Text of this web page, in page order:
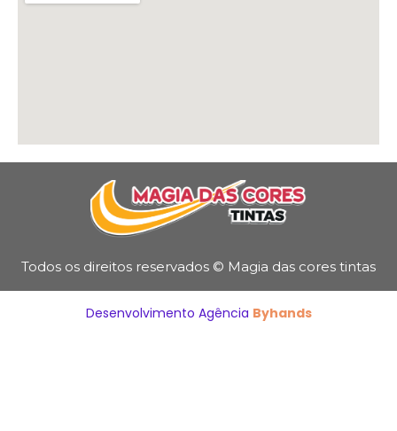
Todos os direitos reservados © Magia das cores tintas
Desenvolvimento Agência Byhands